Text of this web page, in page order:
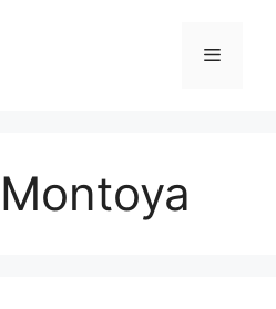
Menú